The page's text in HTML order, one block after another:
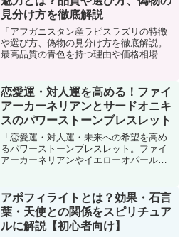
見分け方を徹底解説
「アフガニスタン産ラピスラズリの特徴
や選び方、偽物の見分け方を徹底解説。
最高品質の青色を持つ理由や価格相場も
恋愛運・対人運を高める！ファイ
アーカーネリアンとサードオニキ
スのパワーストーンブレスレット
「恋愛運・対人運・未来への希望を高め
るパワーストーンブレスレット。ファイ
アーカーネリアンやイエローオパールの
アポフィライトとは？効果・石言
葉・天使との関係をスピリチュア
ルに解説【初心者向け】